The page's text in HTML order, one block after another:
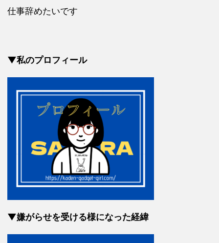
仕事辞めたいです
▼私のプロフィール
▼嫌がらせを受ける様になった経緯